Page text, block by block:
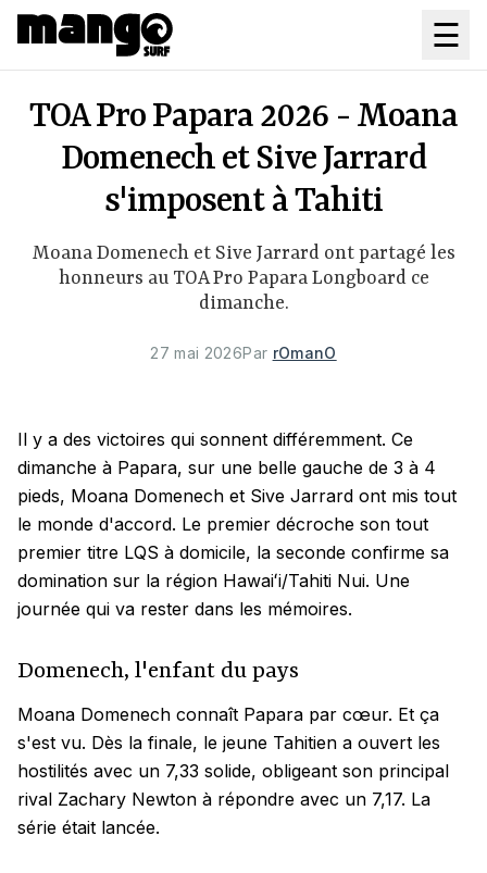
Aller au contenu principal
☰
TOA Pro Papara 2026 - Moana
Domenech et Sive Jarrard
s'imposent à Tahiti
Moana Domenech et Sive Jarrard ont partagé les
honneurs au TOA Pro Papara Longboard ce
dimanche.
27 mai 2026Par rOmanO
Il y a des victoires qui sonnent différemment. Ce
dimanche à Papara, sur une belle gauche de 3 à 4
pieds, Moana Domenech et Sive Jarrard ont mis tout
le monde d'accord. Le premier décroche son tout
premier titre LQS à domicile, la seconde confirme sa
domination sur la région Hawaiʻi/Tahiti Nui. Une
journée qui va rester dans les mémoires.
Domenech, l'enfant du pays
Moana Domenech connaît Papara par cœur. Et ça
s'est vu. Dès la finale, le jeune Tahitien a ouvert les
hostilités avec un 7,33 solide, obligeant son principal
rival Zachary Newton à répondre avec un 7,17. La
série était lancée.